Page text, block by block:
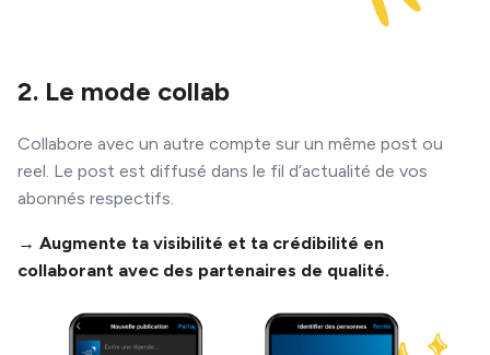
2. Le mode collab
Collabore avec un autre compte sur un même post ou
reel. Le post est diffusé dans le fil d’actualité de vos
abonnés respectifs.
→ Augmente ta visibilité et ta crédibilité en
collaborant avec des partenaires de qualité.